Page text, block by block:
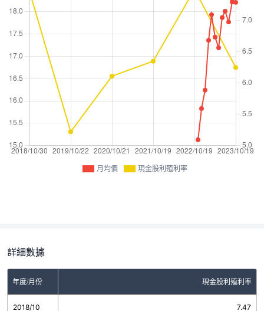
月均價 現金股利殖利率
詳細數據
年度/月份 現金股利殖利率
2018/10 7.47